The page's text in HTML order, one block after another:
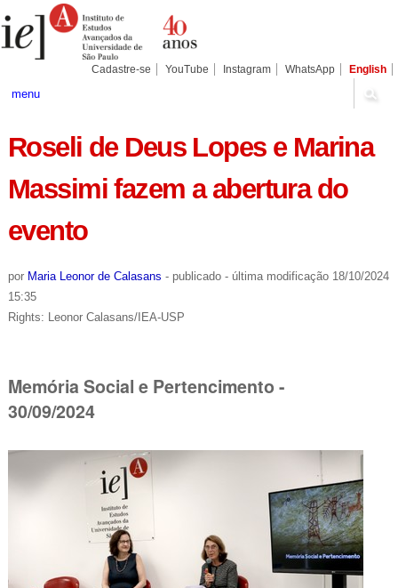
para
conteúdo.
Pessoais
Cadastre-se YouTube Instagram WhatsApp English
menu
Roseli de Deus Lopes e Marina
Massimi fazem a abertura do
evento
por Maria Leonor de Calasans - publicado - última modificação18/10/2024
15:35
Rights: Leonor Calasans/IEA-USP
Memória Social e Pertencimento -
30/09/2024